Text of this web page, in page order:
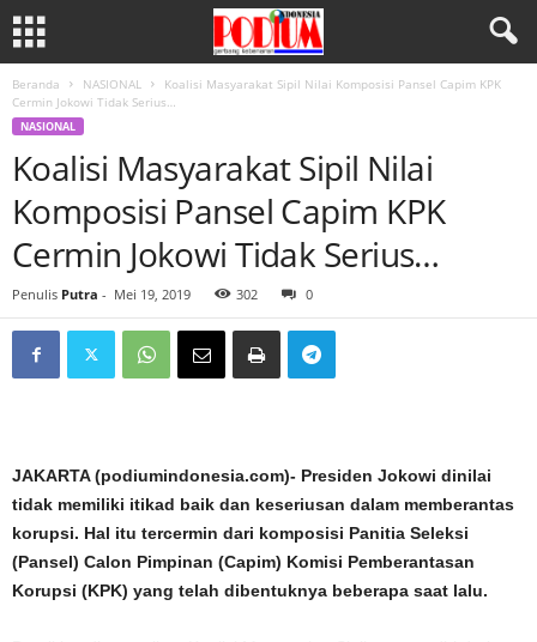
Beranda NASIONAL
Koalisi Masyarakat Sipil Nilai Komposisi Pansel Capim KPK
Cermin Jokowi Tidak Serius…
NASIONAL
Koalisi Masyarakat Sipil Nilai
Komposisi Pansel Capim KPK
Cermin Jokowi Tidak Serius…
Penulis Putra - Mei 19, 2019 302 0
JAKARTA (podiumindonesia.com)- Presiden Jokowi dinilai
tidak memiliki itikad baik dan keseriusan dalam memberantas
korupsi. Hal itu tercermin dari komposisi Panitia Seleksi
(Pansel) Calon Pimpinan (Capim) Komisi Pemberantasan
Korupsi (KPK) yang telah dibentuknya beberapa saat lalu.